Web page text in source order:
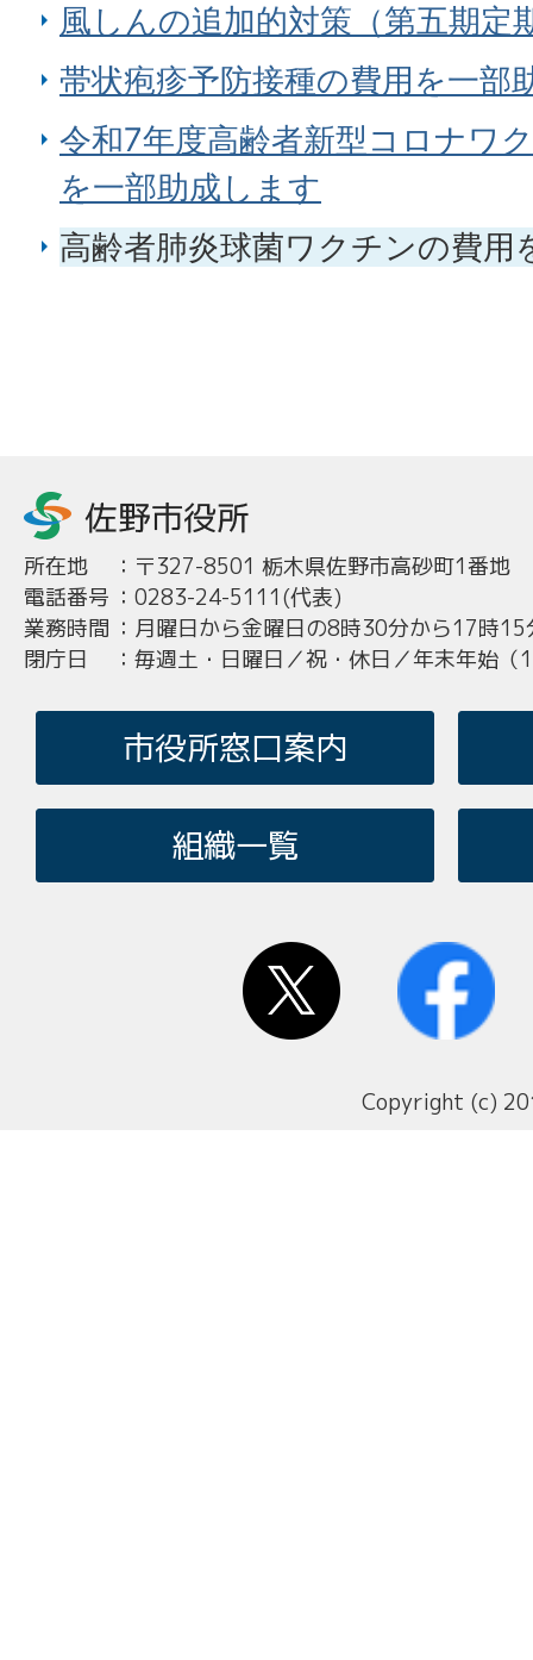
風しんの追加的対策（第五期定
帯状疱疹予防接種の費用を一部
令和7年度高齢者新型コロナワ
を一部助成します
高齢者肺炎球菌ワクチンの費用
所在地 ： 〒327-8501 栃木県佐野市高砂町1番地
電話番号 ： 0283-24-5111(代表)
業務時間 ： 月曜日から金曜日の8時30分から17時15
閉庁日
： 毎週土・日曜日／祝・休日／年末年始
市役所窓口案内
組織一覧
Copyright (c)